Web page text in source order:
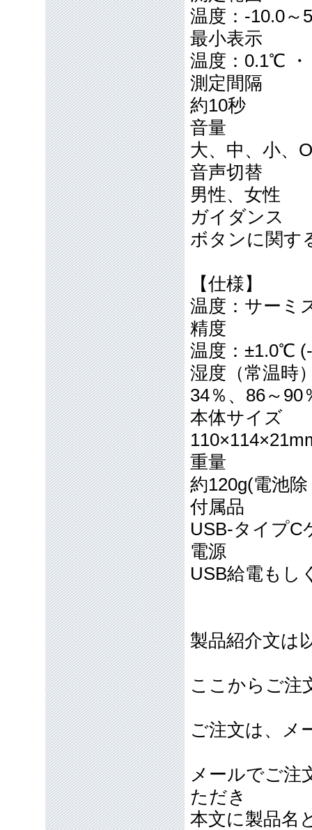
温度：-10.0～
最小表示
温度：0.1℃ ・
測定間隔
約10秒
音量
大、中、小、
音声切替
男性、女性
ガイダンス
ボタンに関す
【仕様】
温度：サーミ
精度
温度：±1.0℃
湿度（常温時
34％、86～90
本体サイズ
重量
約120g(電池
付属品
USB-タイプC
電源
USB給電もし
製品紹介文は
ここからご注
ご注文は、メ
メールでご注
ただき
本文に製品名